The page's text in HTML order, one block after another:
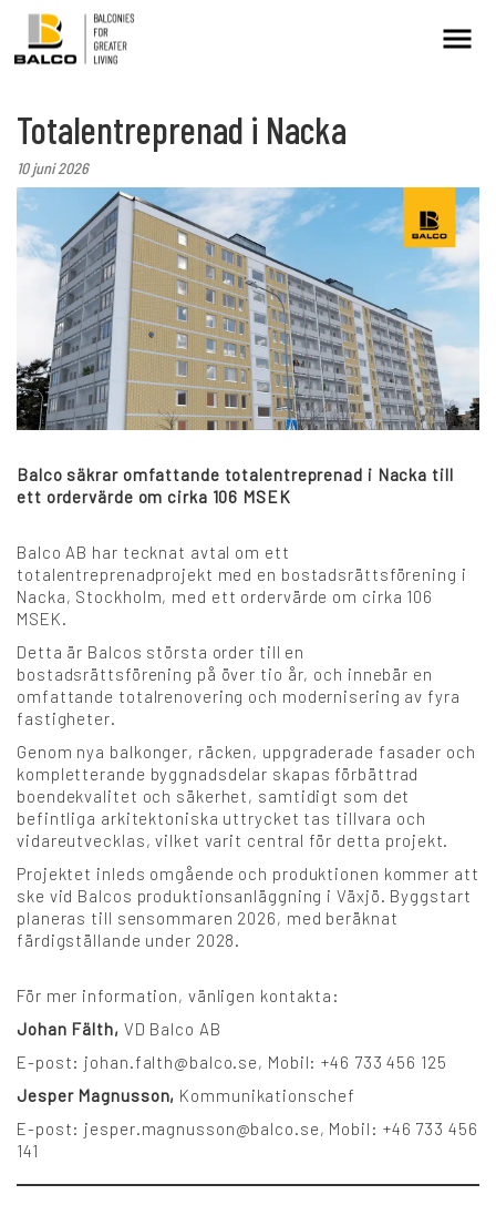
Kontakt/Service Intresseanmälan
Balkongrenovering
+
Hållbarhet
Referenser
Karriär
Språk:
SV
NL UK CH PL
Totalentreprenad i Nacka
10 juni 2026
Balco säkrar omfattande totalentreprenad i Nacka till
ett ordervärde om cirka 106 MSEK
Balco AB har tecknat avtal om ett
totalentreprenadprojekt med en bostadsrättsförening i
Nacka, Stockholm, med ett ordervärde om cirka 106
MSEK.
Detta är Balcos största order till en
bostadsrättsförening på över tio år, och innebär en
omfattande totalrenovering och modernisering av fyra
fastigheter.
Genom nya balkonger, räcken, uppgraderade fasader och
kompletterande byggnadsdelar skapas förbättrad
boendekvalitet och säkerhet, samtidigt som det
befintliga arkitektoniska uttrycket tas tillvara och
vidareutvecklas, vilket varit central för detta projekt.
Projektet inleds omgående och produktionen kommer att
ske vid Balcos produktionsanläggning i Växjö. Byggstart
planeras till sensommaren 2026, med beräknat
färdigställande under 2028.
För mer information, vänligen kontakta:
Johan Fälth, VD Balco AB
E-post: johan.falth@balco.se, Mobil: +46 733 456 125
Jesper Magnusson, Kommunikationschef
E-post: jesper.magnusson@balco.se, Mobil: +46 733 456
141